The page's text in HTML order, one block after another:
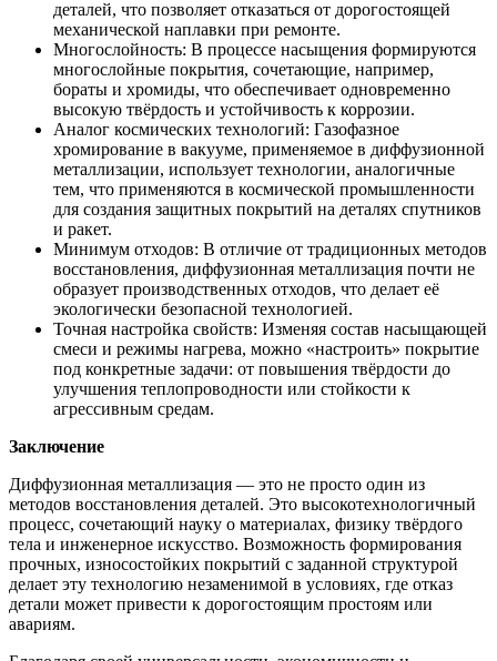
деталей, что позволяет отказаться от дорогостоящей
механической наплавки при ремонте.
Многослойность: В процессе насыщения формируются
многослойные покрытия, сочетающие, например,
бораты и хромиды, что обеспечивает одновременно
высокую твёрдость и устойчивость к коррозии.
Аналог космических технологий: Газофазное
хромирование в вакууме, применяемое в диффузионной
металлизации, использует технологии, аналогичные
тем, что применяются в космической промышленности
для создания защитных покрытий на деталях спутников
и ракет.
Минимум отходов: В отличие от традиционных методов
восстановления, диффузионная металлизация почти не
образует производственных отходов, что делает её
экологически безопасной технологией.
Точная настройка свойств: Изменяя состав насыщающей
смеси и режимы нагрева, можно «настроить» покрытие
под конкретные задачи: от повышения твёрдости до
улучшения теплопроводности или стойкости к
агрессивным средам.
Заключение
Диффузионная металлизация — это не просто один из
методов восстановления деталей. Это высокотехнологичный
процесс, сочетающий науку о материалах, физику твёрдого
тела и инженерное искусство. Возможность формирования
прочных, износостойких покрытий с заданной структурой
делает эту технологию незаменимой в условиях, где отказ
детали может привести к дорогостоящим простоям или
авариям.